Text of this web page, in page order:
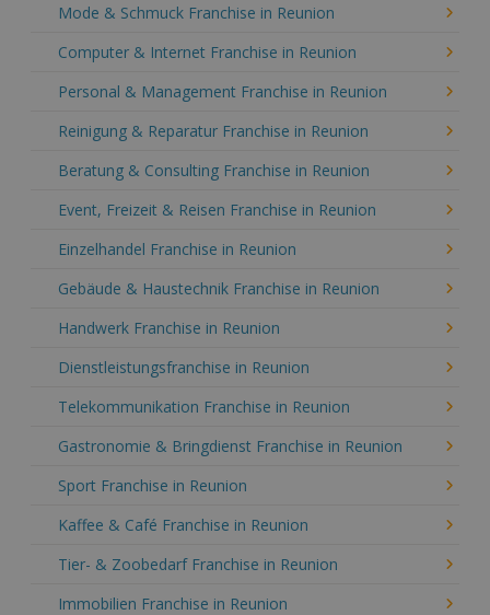
Mode & Schmuck Franchise in Reunion
Computer & Internet Franchise in Reunion
Personal & Management Franchise in Reunion
Reinigung & Reparatur Franchise in Reunion
Beratung & Consulting Franchise in Reunion
Event, Freizeit & Reisen Franchise in Reunion
Einzelhandel Franchise in Reunion
Gebäude & Haustechnik Franchise in Reunion
Handwerk Franchise in Reunion
Dienstleistungsfranchise in Reunion
Telekommunikation Franchise in Reunion
Gastronomie & Bringdienst Franchise in Reunion
Sport Franchise in Reunion
Kaffee & Café Franchise in Reunion
Tier- & Zoobedarf Franchise in Reunion
Immobilien Franchise in Reunion